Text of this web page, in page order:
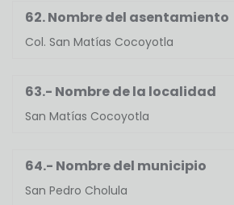
62. Nombre del asentamiento
Col. San Matías Cocoyotla
63.- Nombre de la localidad
San Matías Cocoyotla
64.- Nombre del municipio
San Pedro Cholula